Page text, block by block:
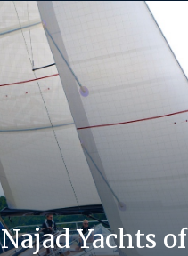
Najad Yachts of